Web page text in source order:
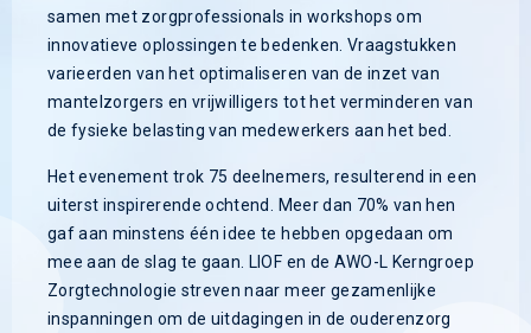
samen met zorgprofessionals in workshops om
innovatieve oplossingen te bedenken. Vraagstukken
varieerden van het optimaliseren van de inzet van
mantelzorgers en vrijwilligers tot het verminderen van
de fysieke belasting van medewerkers aan het bed.
Het evenement trok 75 deelnemers, resulterend in een
uiterst inspirerende ochtend. Meer dan 70% van hen
gaf aan minstens één idee te hebben opgedaan om
mee aan de slag te gaan. LIOF en de AWO-L Kerngroep
Zorgtechnologie streven naar meer gezamenlijke
inspanningen om de uitdagingen in de ouderenzorg